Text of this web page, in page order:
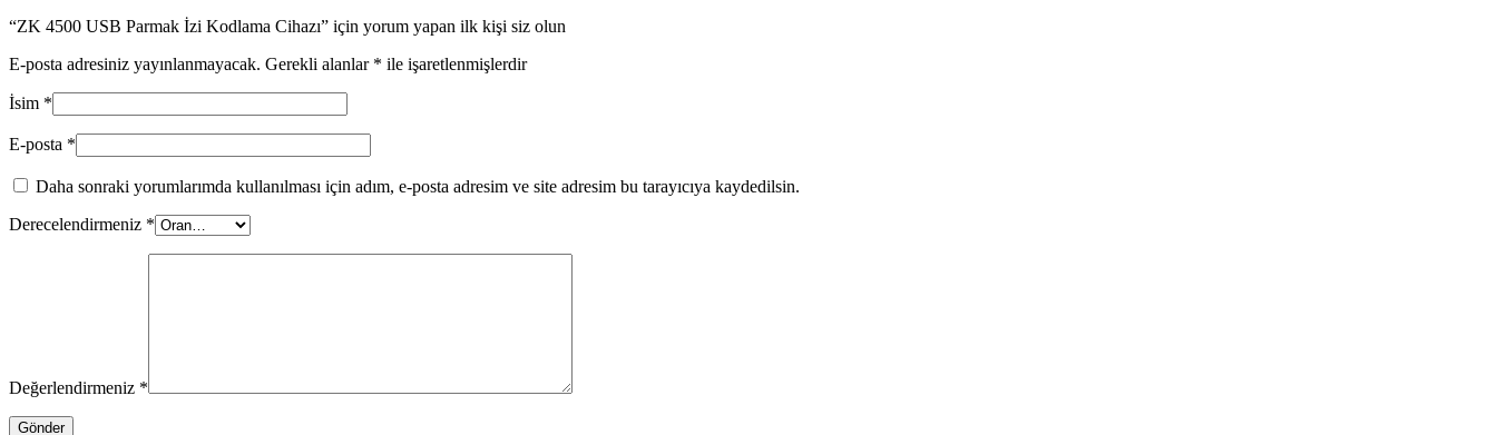
“ZK 4500 USB Parmak İzi Kodlama Cihazı” için yorum yapan ilk kişi siz olun
E-posta adresiniz yayınlanmayacak. Gerekli alanlar * ile işaretlenmişlerdir
İsim *
E-posta *
Daha sonraki yorumlarımda kullanılması için adım, e-posta adresim ve site adresim bu tarayıcıya kaydedilsin.
Derecelendirmeniz *
Değerlendirmeniz *